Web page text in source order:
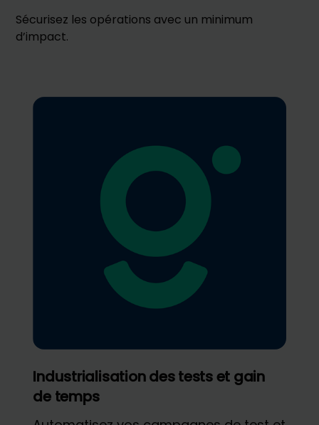
Sécurisez les opérations avec un minimum
d’impact.
Industrialisation des tests et gain
de temps